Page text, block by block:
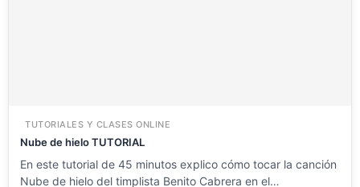
TUTORIALES Y CLASES ONLINE
Nube de hielo TUTORIAL
En este tutorial de 45 minutos explico cómo tocar la canción
Nube de hielo del timplista Benito Cabrera en el…